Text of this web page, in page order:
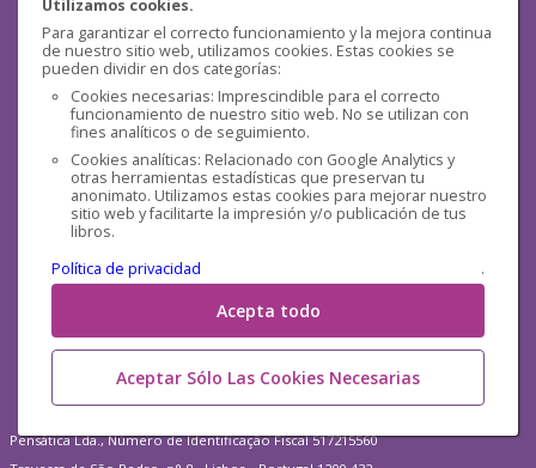
Utilizamos cookies.
Para garantizar el correcto funcionamiento y la mejora continua
de nuestro sitio web, utilizamos cookies. Estas cookies se
pueden dividir en dos categorías:
Cookies necesarias: Imprescindible para el correcto
funcionamiento de nuestro sitio web. No se utilizan con
fines analíticos o de seguimiento.
Cookies analíticas: Relacionado con Google Analytics y
otras herramientas estadísticas que preservan tu
anonimato. Utilizamos estas cookies para mejorar nuestro
sitio web y facilitarte la impresión y/o publicación de tus
libros.
Política de privacidad
.
Acepta todo
Aceptar Sólo Las Cookies Necesarias
Seguridad
Redes sociales
Pensática Lda., Número de Identificação Fiscal 517215560